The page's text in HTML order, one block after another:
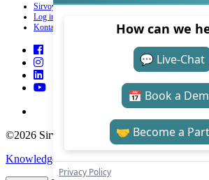
Sirvoy
Log ind
Kontakt
©2026 Sirvoy . All Rights reserved.
Knowledge Base Softwareby Helpjuice